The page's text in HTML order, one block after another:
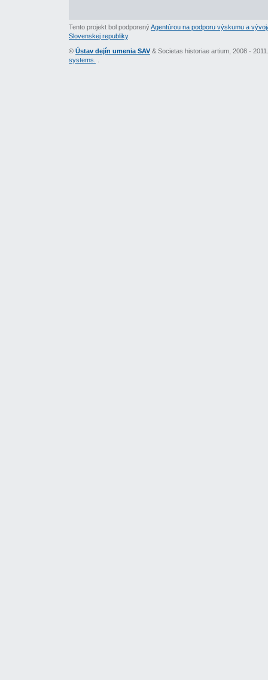
Tento projekt bol podporenýAgentúrou na podporu výskumu a
Slovenskej republiky.
© Ústav dejín umenia SAV & Societas historiae artium, 2008 -
systems.